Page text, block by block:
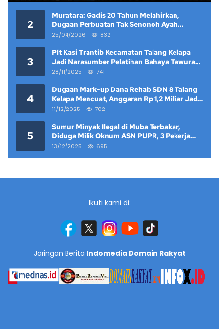
2
Muratara: Gadis 20 Tahun Melahirkan,
Dugaan Perbuatan Tak Senonoh Ayah
Kandung Mencuat
25/04/2026 832
3
Plt Kasi Trantib Kecamatan Talang Kelapa
Jadi Narasumber Pelatihan Bahaya Tawuran
dan Narkoba di Keramat Raya
28/11/2025 741
4
Dugaan Mark-up Dana Rehab SDN 8 Talang
Kelapa Mencuat, Anggaran Rp 1,2 Miliar Jadi
Sorotan
11/12/2025 702
5
Sumur Minyak Ilegal di Muba Terbakar,
Diduga Milik Oknum ASN PUPR, 3 Pekerja
Tewas
13/12/2025 695
Ikuti kami di:
Jaringan Berita Indomedia Domain Rakyat